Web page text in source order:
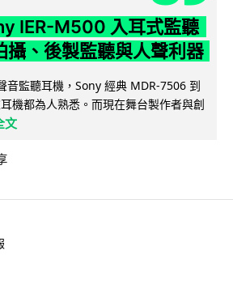
IER-M500 入耳式監聽
攝、後製監聽與人聲利器
音監聽耳機，Sony 經典 MDR-7506 到
機都為人熟悉。而現在舞台製作者與創
文